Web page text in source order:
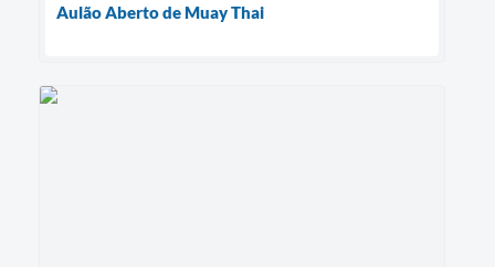
Aulão Aberto de Muay Thai